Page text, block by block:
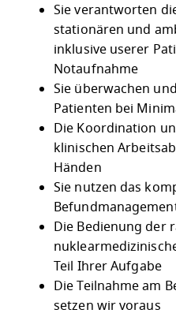
Sie verantworten
stationären und
inklusive userer
Notaufnahme
Sie überwachen
Patienten bei
Die Koordination
klinischen
Händen
Sie nutzen das
Die Bedienung der
Teil Ihrer Aufgabe
Die Teilnahme am
setzen wir voraus